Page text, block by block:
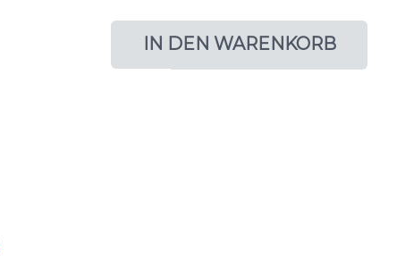
IN DEN WARENKORB